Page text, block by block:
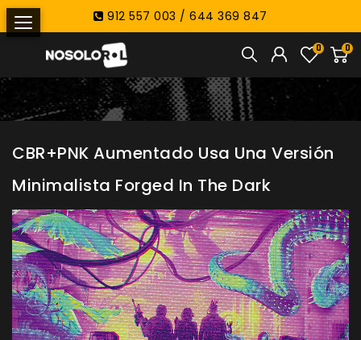
912 557 003 / 644 369 847
0
0
CBR+PNK Aumentado Usa Una Versión
Minimalista Forged In The Dark